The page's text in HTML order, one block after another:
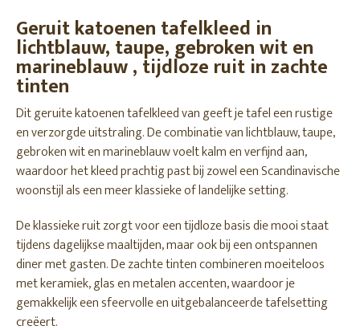
Geruit katoenen tafelkleed in
lichtblauw, taupe, gebroken wit en
marineblauw , tijdloze ruit in zachte
tinten
Dit geruite katoenen tafelkleed van geeft je tafel een rustige
en verzorgde uitstraling. De combinatie van lichtblauw, taupe,
gebroken wit en marineblauw voelt kalm en verfijnd aan,
waardoor het kleed prachtig past bij zowel een Scandinavische
woonstijl als een meer klassieke of landelijke setting.
De klassieke ruit zorgt voor een tijdloze basis die mooi staat
tijdens dagelijkse maaltijden, maar ook bij een ontspannen
diner met gasten. De zachte tinten combineren moeiteloos
met keramiek, glas en metalen accenten, waardoor je
gemakkelijk een sfeervolle en uitgebalanceerde tafelsetting
creëert.